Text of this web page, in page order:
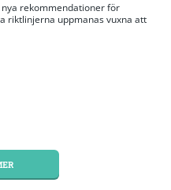
rekommendationer för
riktlinjerna uppmanas vuxna att